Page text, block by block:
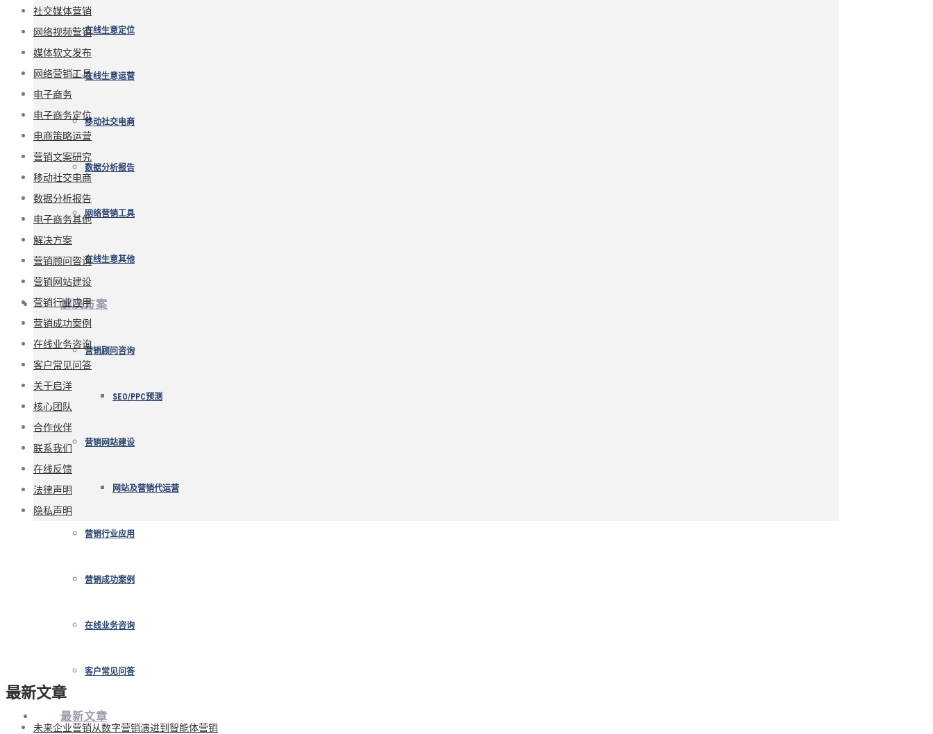
在线生意定位
在线生意运营
移动社交电商
数据分析报告
网络营销工具
在线生意其他
解决方案
营销顾问咨询
SEO/PPC预测
营销网站建设
网站及营销代运营
营销行业应用
营销成功案例
在线业务咨询
客户常见问答
最新文章
社交媒体营销
网络视频营销
媒体软文发布
网络营销工具
电子商务
电子商务定位
电商策略运营
营销文案研究
移动社交电商
数据分析报告
电子商务其他
解决方案
营销顾问咨询
营销网站建设
营销行业应用
营销成功案例
在线业务咨询
客户常见问答
关于启洋
核心团队
合作伙伴
联系我们
在线反馈
法律声明
隐私声明
最新文章
未来企业营销从数字营销演进到智能体营销